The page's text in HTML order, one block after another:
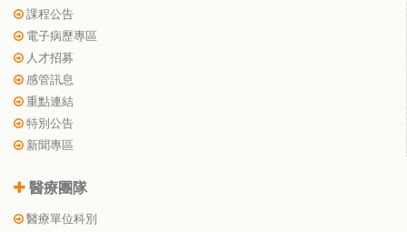
課程公告
電子病歷專區
人才招募
感管訊息
重點連結
特別公告
新聞專區
醫療團隊
醫療單位科別